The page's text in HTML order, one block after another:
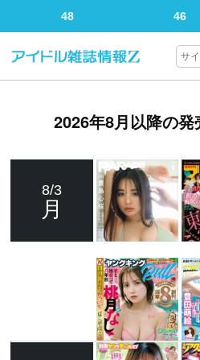
48 46
2026年8月以降の
8/3
月